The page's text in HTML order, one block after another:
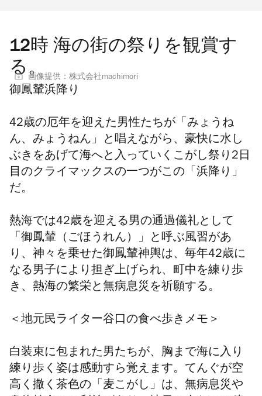
12時 海の街の祭りを観賞す
る。画像提供：株式会社machimori
御鳳輦浜降り
42歳の厄年を迎えた男性たちが「みょうね
ん、みょうねん」と唱えながら、豪快に水し
ぶきをあげて海へと入っていくこがし祭り2日
目のクライマックスの一つがこの「浜降り」
だ。
熱海では42歳を迎える男の通過儀礼として
「御鳳輦（ごほうれん）」と呼ぶ風習があ
り、 神々を乗せた御鳳輦神輿は、 毎年42歳に
なる男子により担ぎ上げられ、町中を練り歩
き、熱海の繁栄と無病息災を祈願する。
＜ 地元民ライター谷口の食べ歩きメモ＞
白装束に包まれた男たちが、胸まで海に入り
練り歩く姿は感動すら覚えます。てんぐが空
高く撒く茶色の「麦こがし」は、無病息災や